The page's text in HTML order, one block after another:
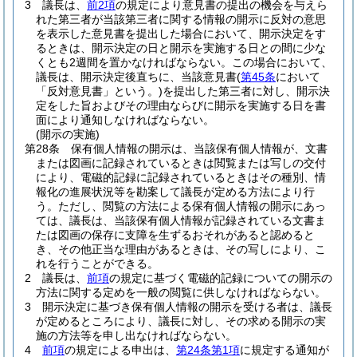
3 議長は、 前2項の規定により意見書の提出の機会を与えら
れた第三者が当該第三者に関する情報の開示に反対の意思
を表示した意見書を提出した場合において、開示決定をす
るときは、開示決定の日と開示を実施する日との間に少な
くとも2週間を置かなければならない。
この場合において、
議長は、開示決定後直ちに、当該意見書(第45条において
「反対意見書」という。)を提出した第三者に対し、開示決
定をした旨およびその理由ならびに開示を実施する日を書
面により通知しなければならない。
(開示の実施)
第28条
保有個人情報の開示は、当該保有個人情報が、文書
または図画に記録されているときは閲覧または写しの交付
により、電磁的記録に記録されているときはその種別、情
報化の進展状況等を勘案して議長が定める方法により行
う。 ただし、閲覧の方法による保有個人情報の開示にあっ
ては、議長は、当該保有個人情報が記録されている文書ま
たは図画の保存に支障を生ずるおそれがあると認めると
き、その他正当な理由があるときは、その写しにより、こ
れを行うことができる。
2
議長は、 前項の規定に基づく電磁的記録についての開示の
方法に関する定めを一般の閲覧に供しなければならない。
3
開示決定に基づき保有個人情報の開示を受ける者は、議長
が定めるところにより、議長に対し、その求める開示の実
施の方法等を申し出なければならない。
4
前項の規定による申出は、 第24条第1項に規定する通知が